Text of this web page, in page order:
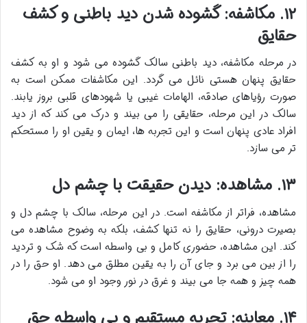
۱۲. مکاشفه: گشوده شدن دید باطنی و کشف
حقایق
در مرحله مکاشفه، دید باطنی سالک گشوده می شود و او به کشف
حقایق پنهان هستی نائل می گردد. این مکاشفات ممکن است به
صورت رؤیاهای صادقه، الهامات غیبی یا شهودهای قلبی بروز یابند.
سالک در این مرحله، حقایقی را می بیند و درک می کند که از دید
افراد عادی پنهان است و این تجربه ها، ایمان و یقین او را مستحکم
تر می سازد.
۱۳. مشاهده: دیدن حقیقت با چشم دل
مشاهده، فراتر از مکاشفه است. در این مرحله، سالک با چشم دل و
بصیرت درونی، حقایق را نه تنها کشف، بلکه به وضوح مشاهده می
کند. این مشاهده، حضوری کامل و بی واسطه است که شک و تردید
را از بین می برد و جای آن را به یقین مطلق می دهد. او حق را در
همه چیز و همه جا می بیند و غرق در نور وجود او می شود.